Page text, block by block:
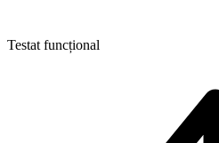
Testat funcțional